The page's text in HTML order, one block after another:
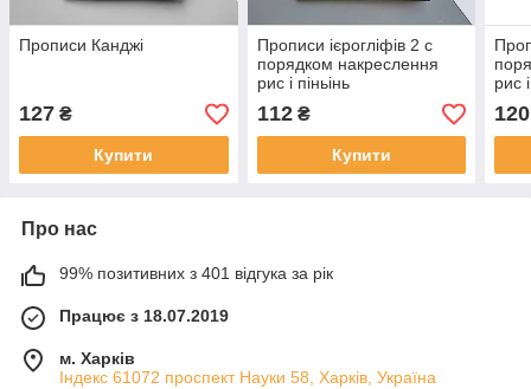
Прописи Канджі
127 ₴
Купити
Прописи ієрогліфів 2 c
порядком накреслення
рис і піньінь
112₴
Купити
рис
120
Про нас
99% позитивних з 401 відгука за рік
Працює з 18.07.2019
м. Харків
Індекс 61072 проспект Науки 58, Харків, Україна